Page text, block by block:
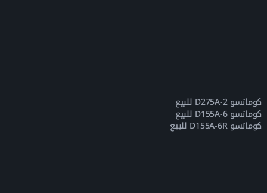
كوماتسو D275A-2 للبيع
كوماتسو D155A-6 للبيع
كوماتسو D155A-6R للبيع